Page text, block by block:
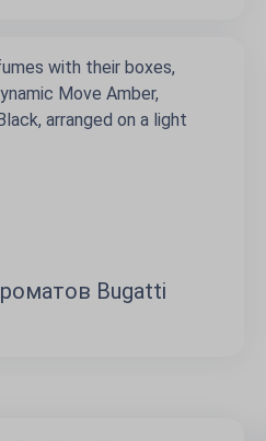
Bugatti